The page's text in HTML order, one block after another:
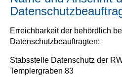
Erreichbarkeit der behördlich
Datenschutzbeauftragten:
Stabsstelle Datenschutz der
Templergraben 83